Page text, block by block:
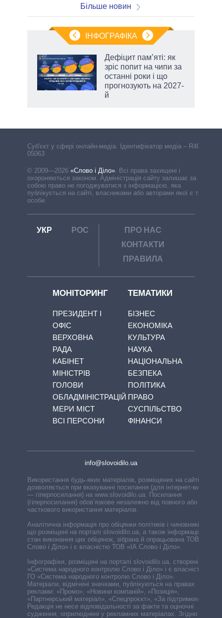
Більше новин
ІНФОГРАФІКА
Дефіцит пам’яті: як
зріс попит на чипи за
останні роки і що
прогнозують на 2027-
й
Cуб'єкт у сфері онлайн-медіа. Ідентифікатор медіа – R40-
05063
© 2009—2026 «Слово і Діло». Всі права захищені і
охороняються законом. Адміністрація сайту залишає за
собою право не погоджуватися з інформацією, яка
публікується на сайті, власниками або авторами якої є треті
особи.
УКР РОС
ПРО НАС
КОНТАКТИ
ПРАВИЛА
МОНІТОРИНГ
ПРЕЗИДЕНТ І
ОФІС
ВЕРХОВНА
РАДА
КАБІНЕТ
МІНІСТРІВ
ГОЛОВИ
ОБЛАДМІНІСТРАЦІЙ
МЕРИ МІСТ
ВСІ ПЕРСОНИ
ТЕМАТИКИ
БІЗНЕС
ЕКОНОМІКА
КУЛЬТУРА
НАУКА
НАЦІОНАЛЬНА
БЕЗПЕКА
ПОЛІТИКА
ПРАВО
СУСПІЛЬСТВО
ФІНАНСИ
info@slovoidilo.ua
Використання будь-яких матеріалів, розміщених на сайті,
дозволяється при вказуванні посилання (для інтернет-видань
— гіперпосилання) на www.slovoidilo.ua. Посилання
(гіперпосилання) обов’язкове незалежно від повного або
часткового використання матеріалів.
Аналітична інформація про обіцянки політиків і чиновників,
що розміщені на порталі slovoidilo.ua, а також інформація про
стан виконання цих обіцянок, зібрана й опрацьована ТОВ «ІА
Слово і Діло» і є власністю ТОВ «ІА Слово і Діло».
Інфографіки, розміщені на порталі slovoidilo.ua, створені ГО
«Система народного контролю Слово і Діло» і є власністю
ГО «Система народного контролю Слово і Діло».
Матеріали, відмічені значками, публікуються на правах
реклами: «Промо», «Новини компаній», «Позиція»,
«Партнерський матеріал», «Спецпроєкт», «За підтримки».
Редакція не несе відповідальності за факти та оціночні
судження, оприлюднені у рекламних матеріалах. Згідно з